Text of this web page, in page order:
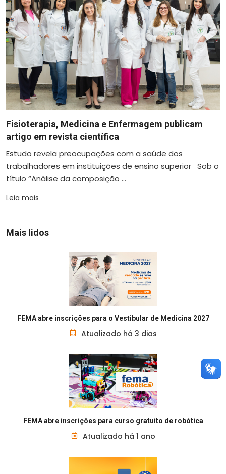
Fisioterapia, Medicina e Enfermagem publicam
artigo em revista científica
Estudo revela preocupações com a saúde dos
trabalhadores em instituições de ensino superior Sob o
título “Análise da composição ...
Leia mais
Mais lidos
FEMA abre inscrições para o Vestibular de Medicina 2027
Atualizado há 3 dias
FEMA abre inscrições para curso gratuito de robótica
Atualizado há 1 ano